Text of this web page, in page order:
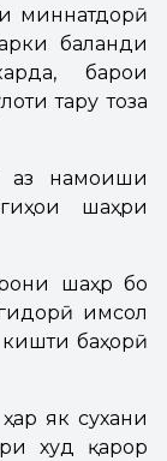
миннатдорӣ
баланди
барои
тару тоза
аз намоиши
шаҳри
шаҳр бо
имсол
баҳорӣ
як сухани
худ қарор